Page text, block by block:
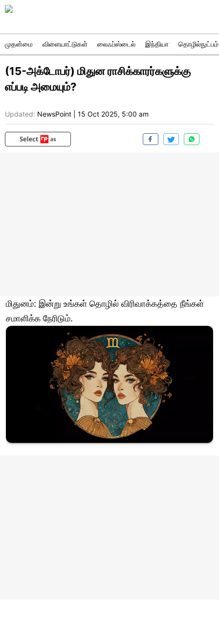
முதன்மை விளையாட்டுகள் லைஃப்ஸ்டைல் இந்தியா தொழில்நுட்பம்
(15-அக்டோபர்) மிதுன ராசிக்காரர்களுக்கு
எப்படி அமையும்?
Updated: NewsPoint 15 Oct 2025, 5:00 am
மிதுனம்: இன்று உங்கள் தொழில் விரிவாக்கத்தை நீங்கள்
சமாளிக்க நேரிடும்.